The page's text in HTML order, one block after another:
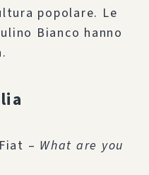
popolare. Le
Bianco hanno
Fiat – What are you